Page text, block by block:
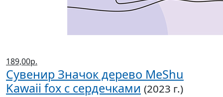
189,00р.
Сувенир Значок дерево MeShu
Kawaii fox с сердечками (2023 г.)